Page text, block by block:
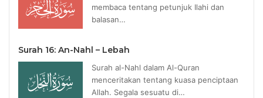
membaca tentang petunjuk Ilahi dan
balasan…
Surah 16: An-Nahl – Lebah
Surah al-Nahl dalam Al-Quran
menceritakan tentang kuasa penciptaan
Allah. Segala sesuatu di…